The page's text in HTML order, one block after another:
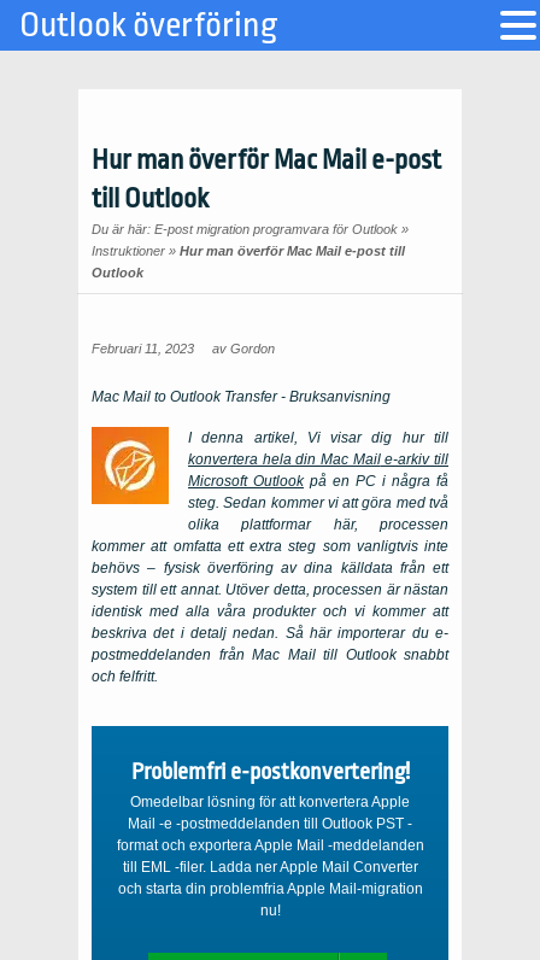
Hur man överför Mac Mail e-post
till Outlook
Du är här: E-post migration programvara för Outlook »
Instruktioner » Hur man överför Mac Mail e-post till
Outlook
Februari 11, 2023 av Gordon
Mac Mail to Outlook Transfer- Bruksanvisning
I denna artikel, Vi visar dig hur till
konvertera hela din Mac Maile-arkiv till
Microsoft Outlookpå en PC i några få
steg. Sedan kommer vi att göra med två
olika plattformar här, processen
kommer att omfatta ett extra steg som vanligtvis inte
behövs – fysisk överföring av dina källdata från ett
system till ett annat. Utöver detta, processen är nästan
identisk med alla våra produkter och vi kommer att
beskriva det i detalj nedan. Så här importerar du e-
postmeddelanden från Mac Mail till Outlook snabbt
och felfritt.
Problemfri e-postkonvertering!
Omedelbar lösning för att konvertera Apple
Mail -e -postmeddelanden till Outlook PST -
format och exportera Apple Mail -meddelanden
till EML -filer. Ladda ner Apple Mail Converter
och starta din problemfria Apple Mail-migration
nu!
Outlook överföring